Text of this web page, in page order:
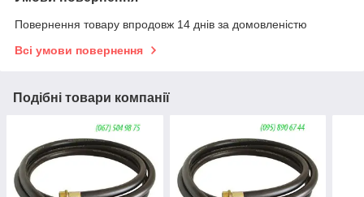
Повернення товару впродовж 14 днів за домовленістю
Всі умови повернення
Подібні товари компанії